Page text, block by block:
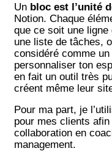
Un bloc est l’unité
Notion. Chaque
que ce soit une
une liste de tâches,
considéré comme
personnaliser ton
en fait un outil très
créent même leur
Pour ma part, je
pour mes clients
collaboration en
management.